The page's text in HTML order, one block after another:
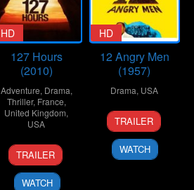
HD
127 Hours
(2010)
Adventure, Drama,
Thriller, France,
United Kingdom,
USA
12
Nov
2010
Danny
Boyle
TRAILER
WATCH
HD
12 Angry Men
(1957)
Drama, USA
10
Apr
1957
Don
Kranze
TRAILER
WATCH